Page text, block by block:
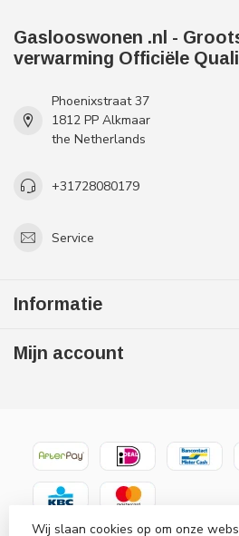
Gaslooswonen .nl -
verwarming Officiële
Phoenixstraat 37
1812 PP Alkmaar
the Netherlands
+31728080179
Service
Informatie
Mijn account
Wij slaan cookies op om onze